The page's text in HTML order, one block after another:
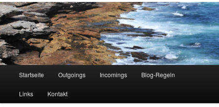
Startseite Outgoings Incomings Blog-Regeln
Links Kontakt